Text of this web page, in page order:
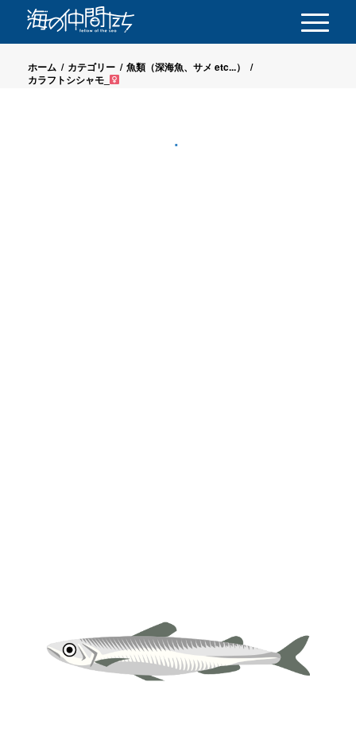
ホーム / カテゴリー / 魚類（深海魚、サメ etc...）
/
カラフトシシャモ_